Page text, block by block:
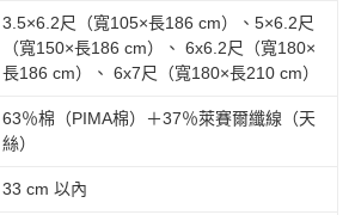
3.5×6.2尺（寬105×長186 cm）、5×6.2尺
（寬150×長186 cm）、 6x6.2尺（寬180×
長186 cm）、 6x7尺（寬180×長210 cm）
63％棉（PIMA棉）＋37％萊賽爾纖線（天
絲）
33 cm 以內